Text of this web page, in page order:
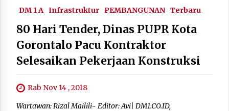
DM 1 A Infrastruktur PEMBANGUNAN Terbaru
80 Hari Tender, Dinas PUPR Kota
Gorontalo Pacu Kontraktor
Selesaikan Pekerjaan Konstruksi
Rab Nov 14 , 2018
Wartawan: Rizal Mailili~ Editor: Avi| DM1.CO.ID,